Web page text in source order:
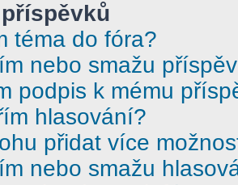
téma do fóra?
nebo smažu
podpis k mému
hlasování?
přidat více
nebo smažu